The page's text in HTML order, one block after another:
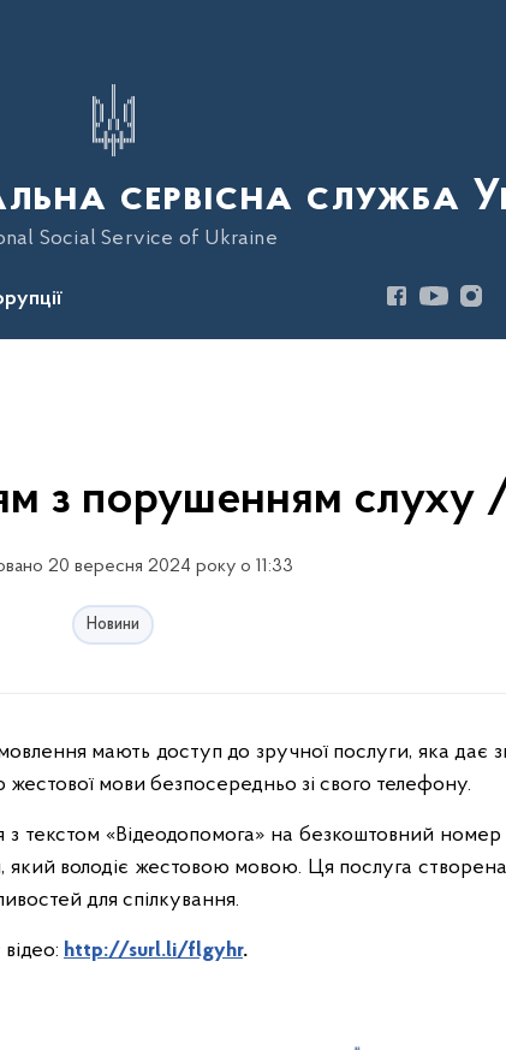
сервісна служба
Social Service of Ukraine
з порушенням слуху
20 вересня 2024 року о 11:33
Новини
мови безпосередньо зі свого телефону.
текстом «Відеодопомога» на безкоштовний номер
який володіє жестовою мовою. Ця послуга
для спілкування.
http://surl.li/flgyhr.